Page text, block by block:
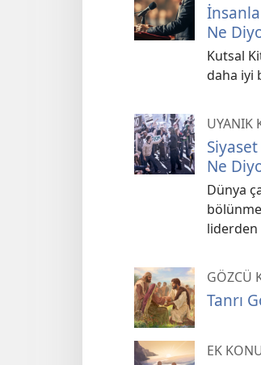
Ne
Kutsal
daha iyi
UYANIK
Ne
Dünya
liderden
GÖZCÜ
Tanrı
EK